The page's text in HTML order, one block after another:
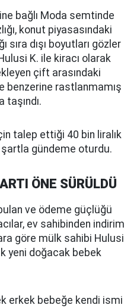
bağlı Moda semtinde
konut piyasasındaki
sıra dışı boyutları gözler
K. ile kiracı olarak
çift arasındaki
benzerine rastlanmamış
taşındı.
talep ettiği 40 bin liralık
gündeme oturdu.
ÖNE SÜRÜLDÜ
ve ödeme güçlüğü
ev sahibinden indirim
göre mülk sahibi Hulusi
yeni doğacak bebek
erkek bebeğe kendi ismi